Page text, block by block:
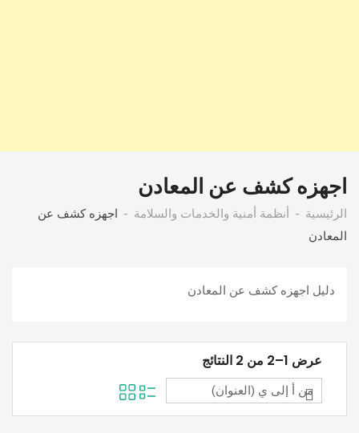
اجهزه كشف عن المعادن
الرئيسية أنظمة أمنية والخدمات والسلامة
اجهزه كشف عن
المعادن
دليل اجهزه كشف عن المعادن
عرض 1–2 من 2 النتائج